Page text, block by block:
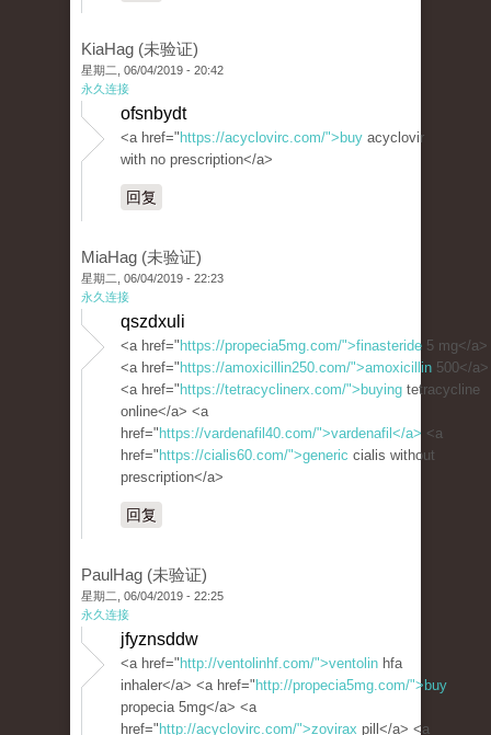
KiaHag (未验证)
星期二, 06/04/2019 - 20:42
永久连接
ofsnbydt
<a href=" https://acyclovirc.com/">buy acyclovir
with no prescription</a>
回复
MiaHag (未验证)
星期二, 06/04/2019 - 22:23
永久连接
qszdxuli
<a href=" https://propecia5mg.com/">finasteride 5 mg</a>
<a href=" https://amoxicillin250.com/">amoxicillin 500</a>
<a href=" https://tetracyclinerx.com/">buying tetracycline
online</a> <a
href=" https://vardenafil40.com/">vardenafil</a> <a
href=" https://cialis60.com/">generic cialis without
prescription</a>
回复
PaulHag (未验证)
星期二, 06/04/2019 - 22:25
永久连接
jfyznsddw
<a href=" http://ventolinhf.com/">ventolin hfa
inhaler</a> <a href=" http://propecia5mg.com/">buy
propecia 5mg</a> <a
href=" http://acyclovirc.com/">zovirax pill</a> <a